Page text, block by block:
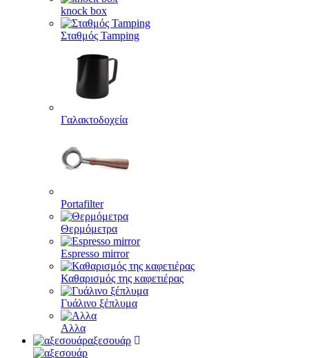
knock box
Σταθμός Tamping
Γαλακτοδοχεία
Portafilter
Θερμόμετρα
Espresso mirror
Καθαρισμός της καφετιέρας
Γυάλινο ξέπλυμα
Αλλα
αξεσουάρ